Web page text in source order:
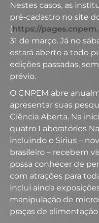
Nestes casos, as
pré-cadastro no site
(https://
31 de março. Já no
estará aberto a todo
edições passadas,
prévio.
O CNPEM abre
apresentar suas
Ciência Aberta. Na
quatro Laboratórios
incluindo o Sirius –
brasileiro – recebem
possa conhecer de
com atrações para
inclui ainda
manipulação de
praças de